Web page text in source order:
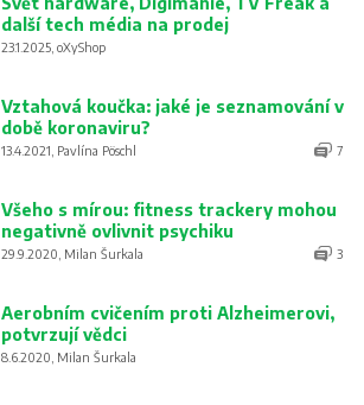
další tech média na prodej
23.1.2025, oXyShop
Vztahová koučka: jaké je seznamování v
době koronaviru?
13.4.2021, Pavlína Pöschl 7
Všeho s mírou: fitness trackery mohou
negativně ovlivnit psychiku
29.9.2020, Milan Šurkala 3
Aerobním cvičením proti Alzheimerovi,
potvrzují vědci
8.6.2020, Milan Šurkala